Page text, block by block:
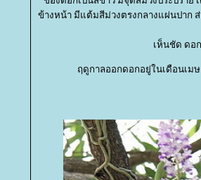
ข้างหน้า มีแต้มสีม่วงตรงกลางแผ่นปาก
เห็นชัด ดอ
ฤดูกาลออกดอกอยู่ในเดือนเ